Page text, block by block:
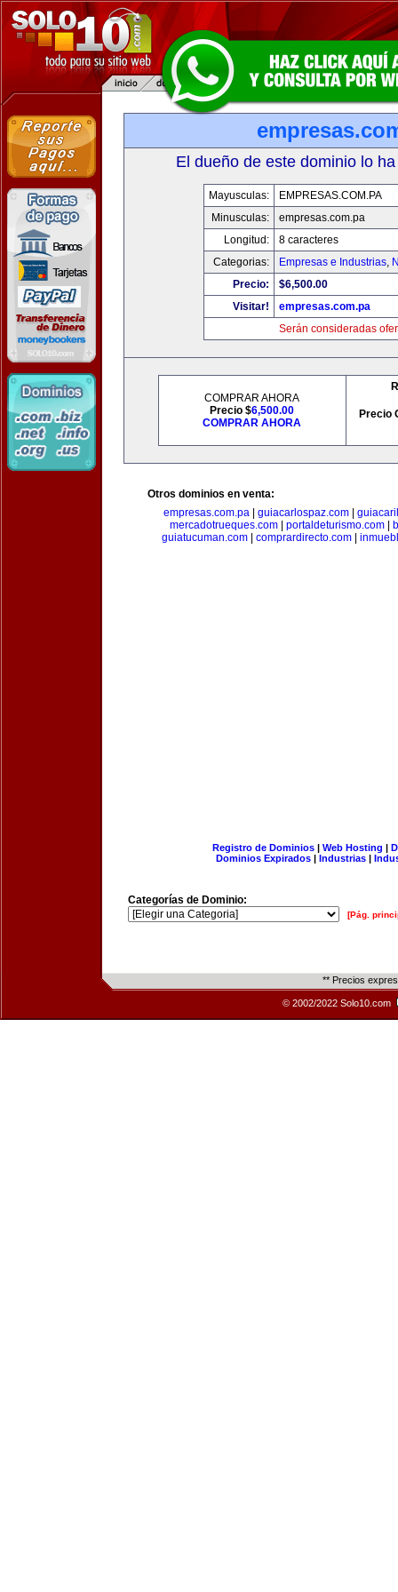
El dueño de este dominio lo
Mayusculas:
EMPRESAS.COM.PA
Minusculas:
empresas.com.pa
Longitud:
8 caracteres
Categorias:
Empresas e Industrias,
Precio:
$6,500.00
Visitar!
empresas.com.pa
Serán consideradas
COMPRAR AHORA
Precio $6,500.00
COMPRAR AHORA
Precio
Otros dominios en venta:
empresas.com.pa| guiacarlospaz.com|
mercadotrueques.com| portaldeturismo.com|
guiatucuman.com
comprardirecto.com
Registro de Dominios| Web Hosting |
Dominios Expirados | Industrias |
Categorías de Dominio:
[Pág.
** Precios
© 2002/2022 Solo10.com